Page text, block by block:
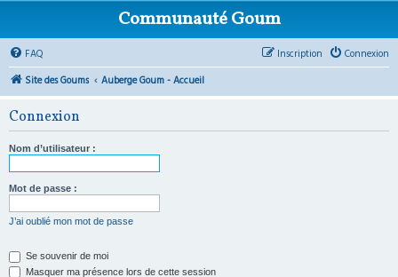
Communauté Goum
FAQ Connexion
Inscription
Site des Goums
Auberge Goum - Accueil
Connexion
Nom d’utilisateur :
Mot de passe :
J’ai oublié mon mot de passe
Se souvenir de moi
Masquer ma présence lors de cette session